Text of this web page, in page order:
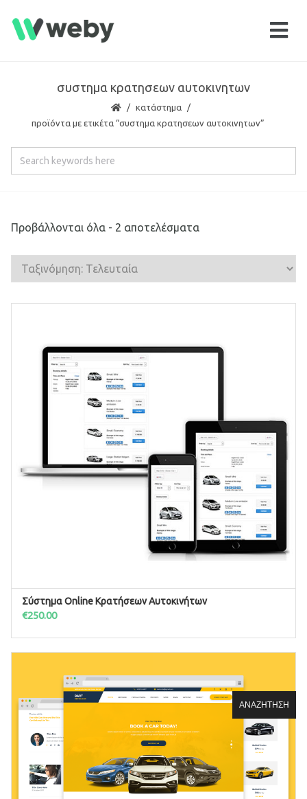
συστημα κρατησεων αυτοκινητων
κατάστημα
προϊόντα με ετικέτα “συστημα κρατησεων αυτοκινητων”
Προβάλλονται όλα - 2 αποτελέσματα
ΠΡΟΣΘΉΚΗ ΣΤΟ ΚΑΛΆΘΙ
Σύστημα Online Κρατήσεων Αυτοκινήτων
€250.00
ΑΝΑΖΉΤΗΣΗ